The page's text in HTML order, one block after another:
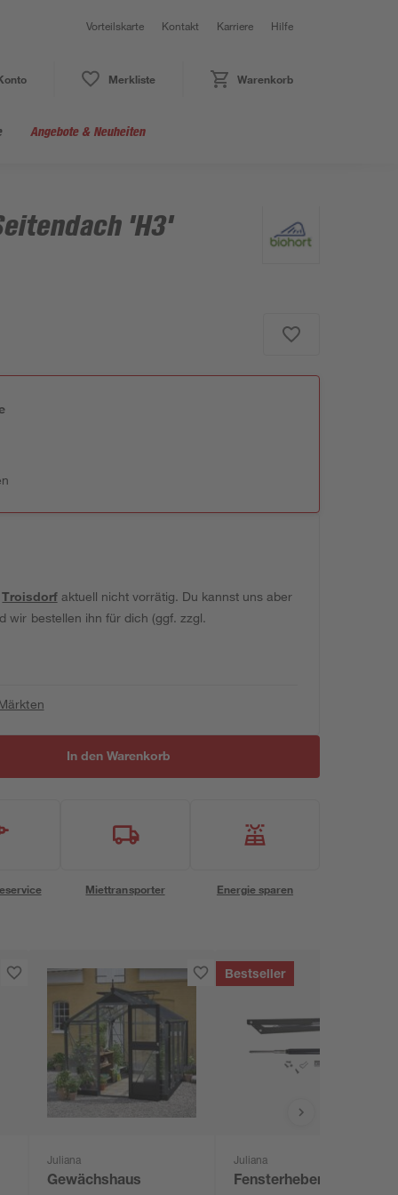
Vorteilskarte Kontakt Karriere Hilfe
Merkliste Warenkorb
Angebote & Neuheiten
'H3'
Troisdorfaktuell nicht vorrätig. Du kannst uns aber
wir bestellen ihn für dich (ggf. zzgl.
In den Warenkorb
Miettransporter Energie sparen
Juliana
Gewächshaus
Bestseller
Juliana
Fensterheber für